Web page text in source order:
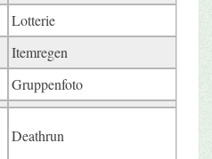
Lotterie
Itemregen
Gruppenfoto
Deathrun